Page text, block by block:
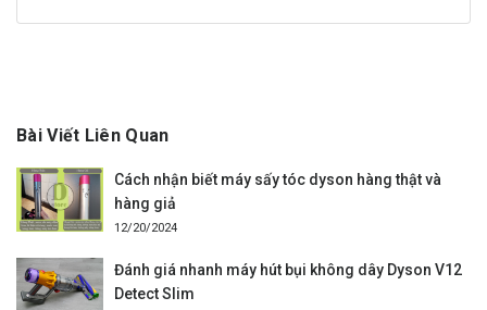
Bài Viết Liên Quan
Cách nhận biết máy sấy tóc dyson hàng thật và
hàng giả
12/20/2024
Đánh giá nhanh máy hút bụi không dây Dyson V12
Detect Slim